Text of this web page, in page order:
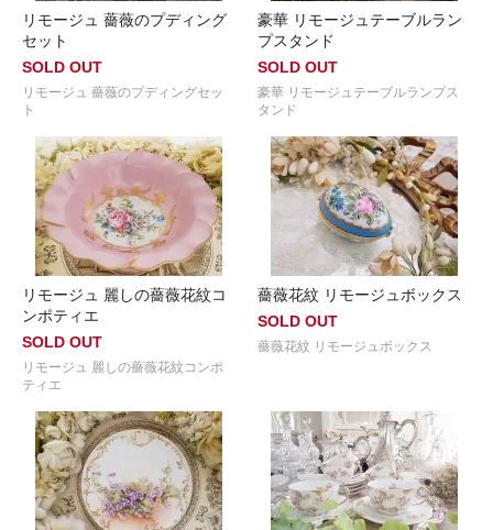
リモージュ 薔薇のプディング
セット
SOLD OUT
リモージュ 薔薇のプディングセッ
ト
豪華 リモージュテーブルラン
プスタンド
SOLD OUT
豪華 リモージュテーブルランプス
タンド
リモージュ 麗しの薔薇花紋コ
ンポティエ
SOLD OUT
リモージュ 麗しの薔薇花紋コンポ
ティエ
薔薇花紋 リモージュボックス
SOLD OUT
薔薇花紋 リモージュボックス